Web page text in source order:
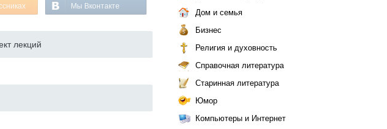
Мы Вконтакте
лекций
Дом и семья
Бизнес
Религия и духовность
Справочная литература
Старинная литература
Юмор
Компьютеры и Интернет